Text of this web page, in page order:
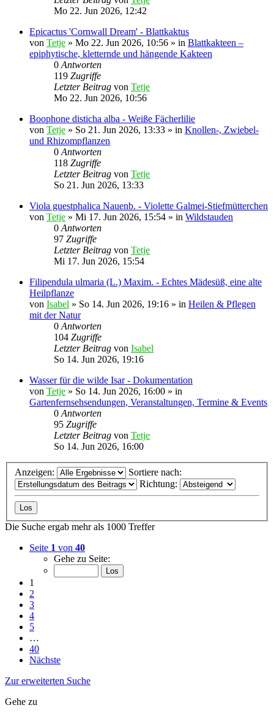
Mo 22. Jun 2026, 12:42
Epicactus 'Cornwall Dream' - Blattkaktus
von Tetje » Mo 22. Jun 2026, 10:56 » in Blattkakteen –
epiphytische, kletternde und hängende Kakteen
0 Antworten
119 Zugriffe
Letzter Beitrag von Tetje
Mo 22. Jun 2026, 10:56
Boophone disticha alba - Weiße Fächerlilie
von Tetje » So 21. Jun 2026, 13:33 » in Knollen-, Zwiebel-
und Rhizompflanzen
0 Antworten
118 Zugriffe
Letzter Beitrag von Tetje
So 21. Jun 2026, 13:33
Viola guestphalica Nauenb. - Violette Galmei-Stiefmütterchen
von Tetje » Mi 17. Jun 2026, 15:54 » in Wildstauden
0 Antworten
97 Zugriffe
Letzter Beitrag von Tetje
Mi 17. Jun 2026, 15:54
Filipendula ulmaria (L.) Maxim. - Echtes Mädesüß, eine alte
Heilpflanze
von Isabel » So 14. Jun 2026, 19:16 » in Heilen & Pflegen
mit der Natur
0 Antworten
104 Zugriffe
Letzter Beitrag von Isabel
So 14. Jun 2026, 19:16
Wasser für die wilde Isar - Dokumentation
von Tetje » So 14. Jun 2026, 16:00 » in
Gartenfernsehsendungen, Veranstaltungen, Termine & Events
0 Antworten
95 Zugriffe
Letzter Beitrag von Tetje
So 14. Jun 2026, 16:00
Anzeigen:
Sortiere nach:
Richtung:
Die Suche ergab mehr als 1000 Treffer
Seite 1 von 40
Gehe zu Seite:
1
2
3
4
5
…
40
Nächste
Zur erweiterten Suche
Gehe zu